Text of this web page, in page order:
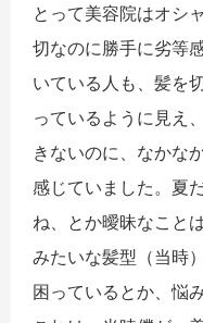
とって美容院はオシ
切なのに勝手に劣等
いている人も、髪を
っているように見え
きないのに、なかな
感じていました。夏
ね、とか曖昧なこと
みたいな髪型（当時
困っているとか、悩